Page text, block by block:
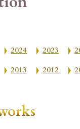
2024 2023
2013 2012